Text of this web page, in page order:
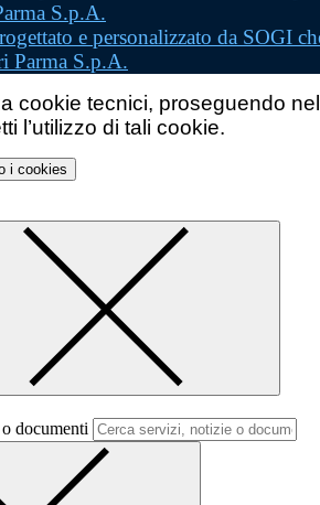
e personalizzato da SOGI
Parma S.p.A.
cookie tecnici, proseguendo
l’utilizzo di tali cookie.
i cookies
documenti